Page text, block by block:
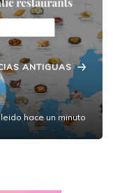
ANTIGUAS
del mundo"
leido hace un minuto